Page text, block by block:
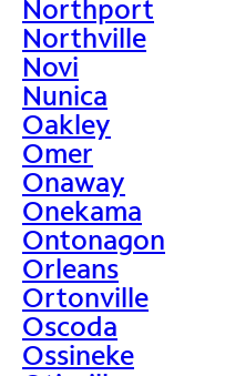
Northport
Northville
Novi
Nunica
Oakley
Omer
Onaway
Onekama
Ontonagon
Orleans
Ortonville
Oscoda
Ossineke